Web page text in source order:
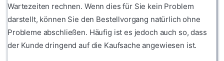
Wartezeiten rechnen. Wenn dies für Sie kein Problem
darstellt, können Sie den Bestellvorgang natürlich ohne
Probleme abschließen. Häufig ist es jedoch auch so, dass
der Kunde dringend auf die Kaufsache angewiesen ist.